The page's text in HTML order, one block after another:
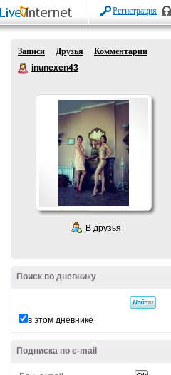
Регистрация
Записи Друзья
Комментарии
inunexen43
В друзья
Поиск по дневнику
в этом дневнике
Подписка по e-mail